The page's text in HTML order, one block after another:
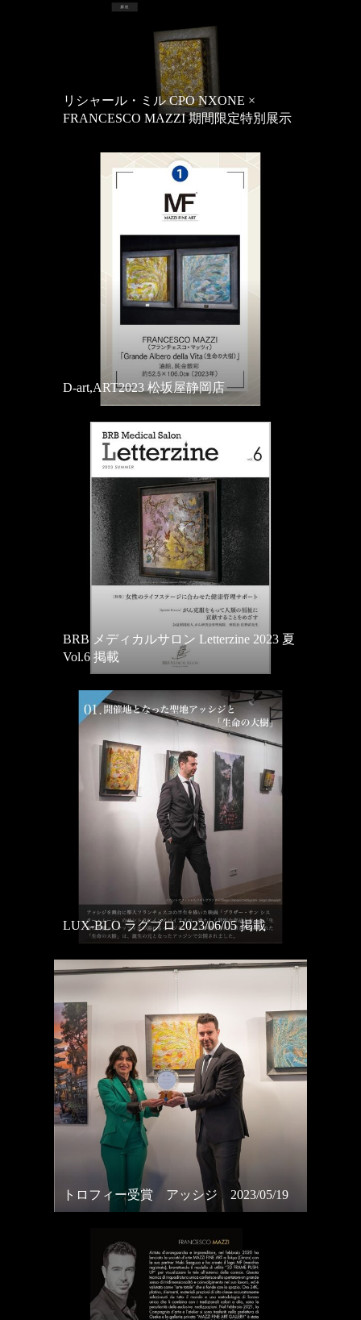
リシャール・ミル CPO NXONE ×
FRANCESCO MAZZI 期間限定特別展示
D-art,ART2023 松坂屋静岡店
BRB メディカルサロン Letterzine 2023 夏
Vol.6 掲載
LUX-BLO ラグブロ 2023/06/05 掲載
トロフィー受賞 アッシジ 2023/05/19